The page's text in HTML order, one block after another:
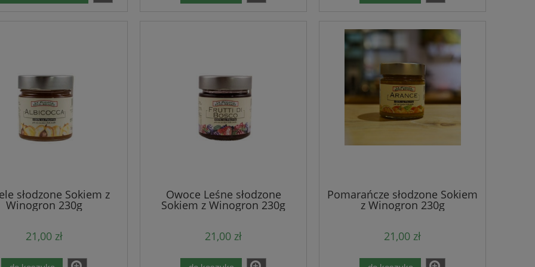
słodzone Sokiem z
Winogron 230g
21,00 zł
Owoce Leśne słodzone
Sokiem z Winogron 230g
21,00 zł
Pomarańcze słodzone Sokiem
z Winogron 230g
21,00 zł